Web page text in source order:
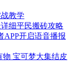
教学
细平民搬砖攻略
APP开启语音播报
宝可梦大集结皮